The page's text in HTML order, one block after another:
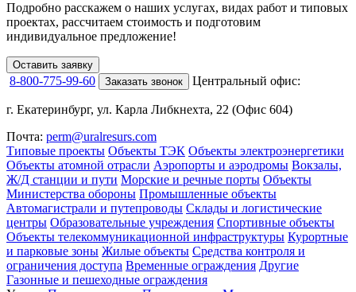
Подробно расскажем о наших услугах, видах работ и типовых
проектах, рассчитаем стоимость и подготовим
индивидуальное предложение!
Оставить заявку
8-800-775-99-60 Заказать звонок Центральный офис:
г. Екатеринбург, ул. Карла Либкнехта, 22 (Офис 604)
Почта: perm@uralresurs.com
Типовые проекты Объекты ТЭК Объекты электроэнергетики
Объекты атомной отрасли Аэропорты и аэродромы Вокзалы,
Ж/Д станции и пути Морские и речные порты Объекты
Министерства обороны Промышленные объекты
Автомагистрали и путепроводы Склады и логистические
центры Образовательные учреждения Спортивные объекты
Объекты телекоммуникационной инфраструктуры Курортные
и парковые зоны Жилые объекты Средства контроля и
ограничения доступа Временные ограждения Другие
Газонные и пешеходные ограждения